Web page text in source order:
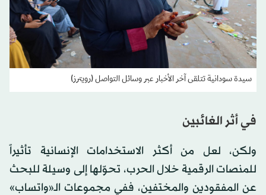
سيدة سودانية تتلقى آخر الأخبار عبر وسائل التواصل (رويترز)
في أثر الغائبين
ولكن، لعل من أكثر الاستخدامات الإنسانية تأثيراً
للمنصات الرقمية خلال الحرب، تحوّلها إلى وسيلة للبحث
عن المفقودين والمختفين، ففي مجموعات الـ«واتساب»